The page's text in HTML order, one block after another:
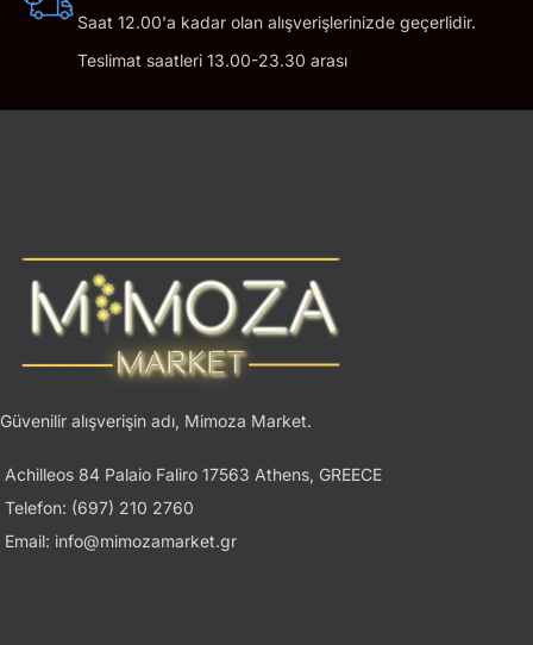
Saat 12.00'a kadar olan alışverişlerinizde geçerlidir.
Teslimat saatleri 13.00-23.30 arası
Güvenilir alışverişin adı, Mimoza Market.
Achilleos 84 Palaio Faliro 17563 Athens, GREECE
Telefon: (697) 210 2760
Email: info@mimozamarket.gr